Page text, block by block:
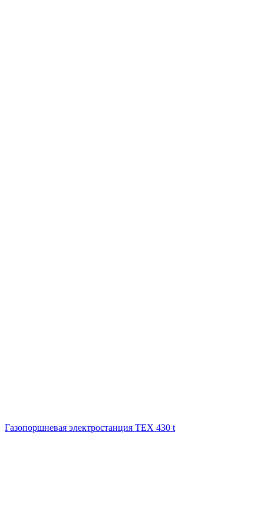
Газопоршневая электростанция ТЕХ 430 t